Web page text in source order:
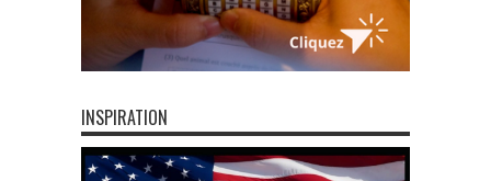
INSPIRATION